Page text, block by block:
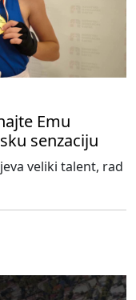
Emu
senzaciju
veliki talent, rad